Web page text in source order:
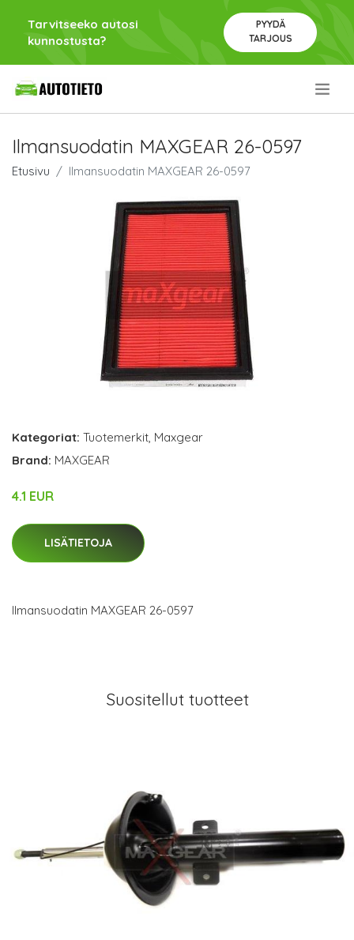
Tarvitseeko autosi
kunnostusta?
PYYDÄ
TARJOUS
Ilmansuodatin MAXGEAR 26-0597
Etusivu Ilmansuodatin MAXGEAR 26-0597
Kategoriat: Tuotemerkit, Maxgear
Brand: MAXGEAR
4.1 EUR
LISÄTIETOJA
Ilmansuodatin MAXGEAR 26-0597
Suositellut tuotteet